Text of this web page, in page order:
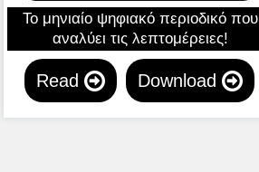
Το μηνιαίο ψηφιακό περιοδικό που
αναλύει τις λεπτομέρειες!
Read Download